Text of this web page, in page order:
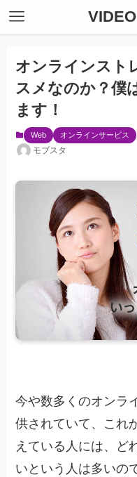
オンラインスト
スメなのか？僕
ます！
Web オンラインサービス
モブスタ
今や数多くのオンラ
供されていて、これ
えている人には、ど
いという人は多いの